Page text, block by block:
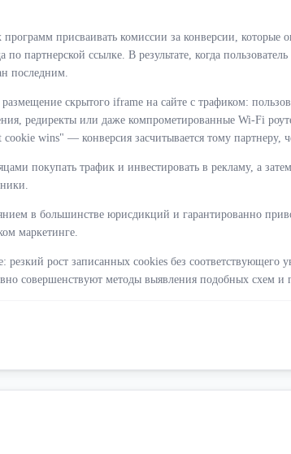
присваивать комиссии за конверсии,
партнерской ссылке. В результате, когда
последним.
скрытого iframe на сайте с трафиком:
редиректы или даже компрометированные Wi-Fi
wins" — конверсия засчитывается тому партнеру,
покупать трафик и инвестировать в рекламу, а
в большинстве юрисдикций и гарантированно
маркетинге.
рост записанных cookies без соответствующего
совершенствуют методы выявления подобных схем